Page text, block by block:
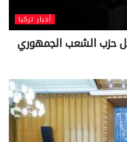
أخبار تركيا
حزب الشعب الجمهوري